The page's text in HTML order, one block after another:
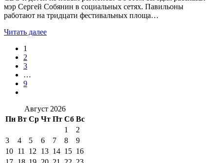
мэр Сергей Собянин в социальных сетях. Павильоны
работают на тридцати фестивальных площа…
Читать далее
1
2
3
…
9
Август 2026
Пн Вт Ср Чт Пт Сб Вс
1
2
3
4 5 6 7 8
9
10 11 12 13 14 15 16